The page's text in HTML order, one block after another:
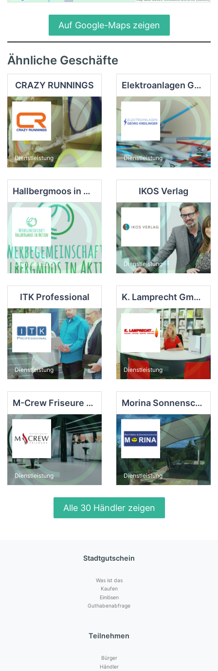
Auf Google-Maps zeigen
Ähnliche Geschäfte
CRAZY RUNNINGS
Dienstleistung
Elektroanlagen Georg Kreilinger
Dienstleistung
Hallbergmoos in Aktion
Dienstleistung
IKOS Verlag
Dienstleistung
ITK Professional
Dienstleistung
K. Lamprecht GmbH Heizung-Lüftung-Sanitär
Dienstleistung
M-Crew Friseure Hallbergmoos
Dienstleistung
Morina Sonnenschutz GmbH
Dienstleistung
Alle 30 Händler zeigen
Stadtgutschein
Was ist das
Kaufen
Einlösen
Guthabenabfrage
Teilnehmen
Bürger
Händler